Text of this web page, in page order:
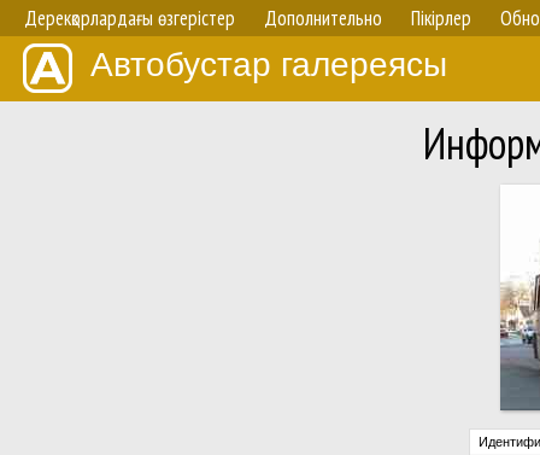
Дерекқорлардағы өзгерістер Дополнительно Пікірлер
Автобустар галереясы